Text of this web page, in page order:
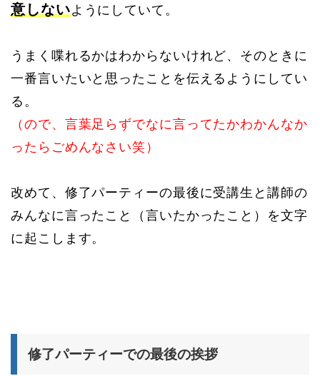
意しないようにしていて。
うまく喋れるかはわからないけれど、そのときに
一番言いたいと思ったことを伝えるようにしてい
る。
（ので、言葉足らずでなに言ってたかわかんなか
ったらごめんなさい笑）
改めて、修了パーティーの最後に受講生と講師の
みんなに言ったこと（言いたかったこと）を文字
に起こします。
修了パーティーでの最後の挨拶